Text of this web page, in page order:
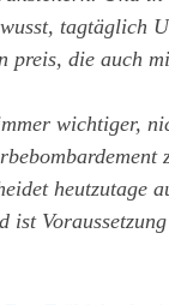
tagtäglich
preis, die auch
wichtiger,
heutzutage
ist